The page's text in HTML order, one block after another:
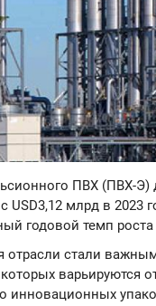
ПВХ (ПВХ-Э)
USD3,12 млрд в 2023
годовой темп роста
отрасли стали
варьируются
инновационных